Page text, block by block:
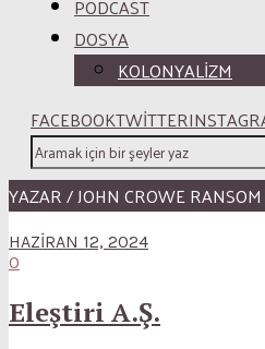
PODCAST
DOSYA
KOLONYALİZM
FACEBOOKTWITTER
YAZAR / JOHN CROWE RANSOM
HAZIRAN 12, 2024
0
Eleştiri A.Ş.